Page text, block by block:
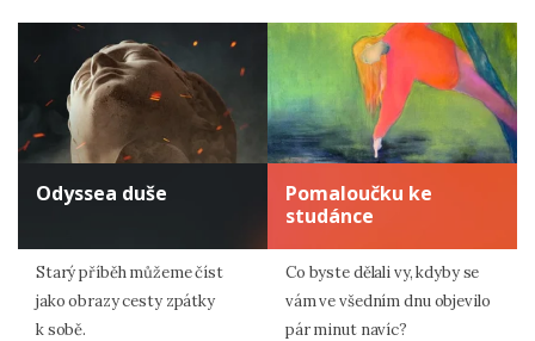
Odyssea duše
Starý příběh můžeme číst
jako obrazy cesty zpátky
k sobě.
Pomaloučku ke
studánce
Co byste dělali vy, kdyby se
vám ve všedním dnu objevilo
pár minut navíc?